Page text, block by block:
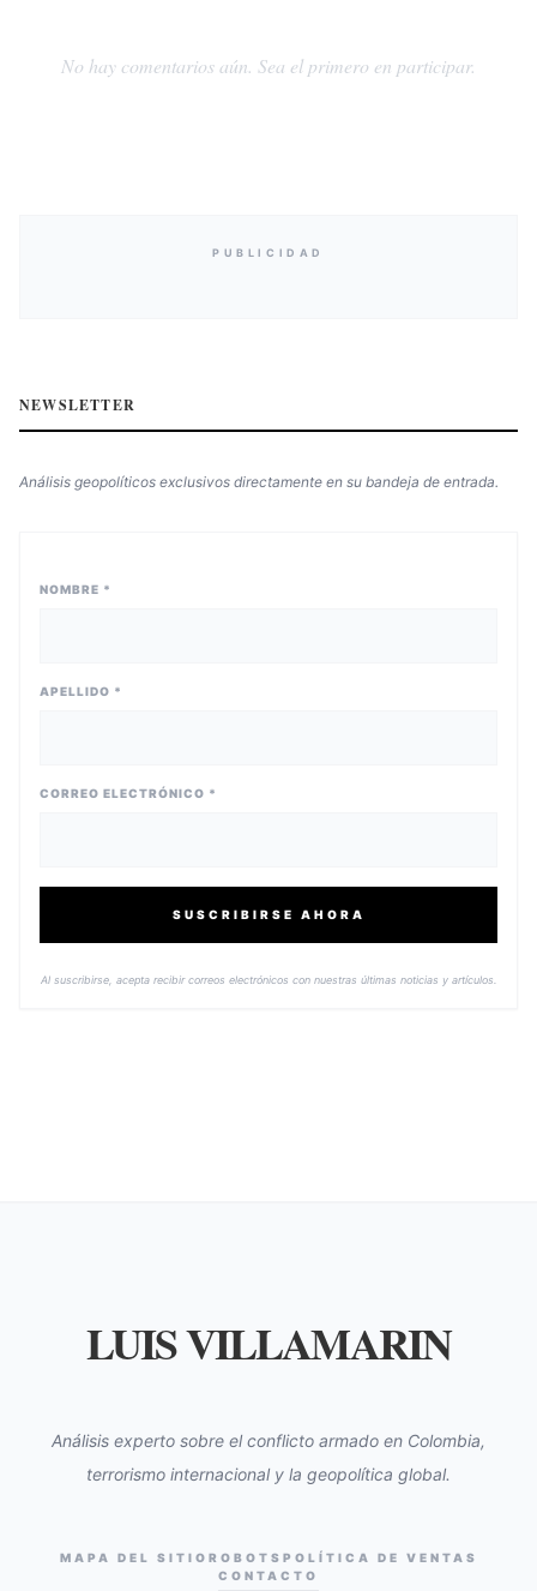
No hay comentarios aún. Sea el primero en participar.
PUBLICIDAD
NEWSLETTER
Análisis geopolíticos exclusivos directamente en su bandeja de entrada.
NOMBRE *
APELLIDO *
CORREO ELECTRÓNICO *
SUSCRIBIRSE AHORA
Al suscribirse, acepta recibir correos electrónicos con nuestras últimas noticias y artículos.
LUIS VILLAMARIN
Análisis experto sobre el conflicto armado en Colombia,
terrorismo internacional y la geopolítica global.
MAPA DEL SITIO ROBOTS POLÍTICA DE VENTAS
CONTACTO